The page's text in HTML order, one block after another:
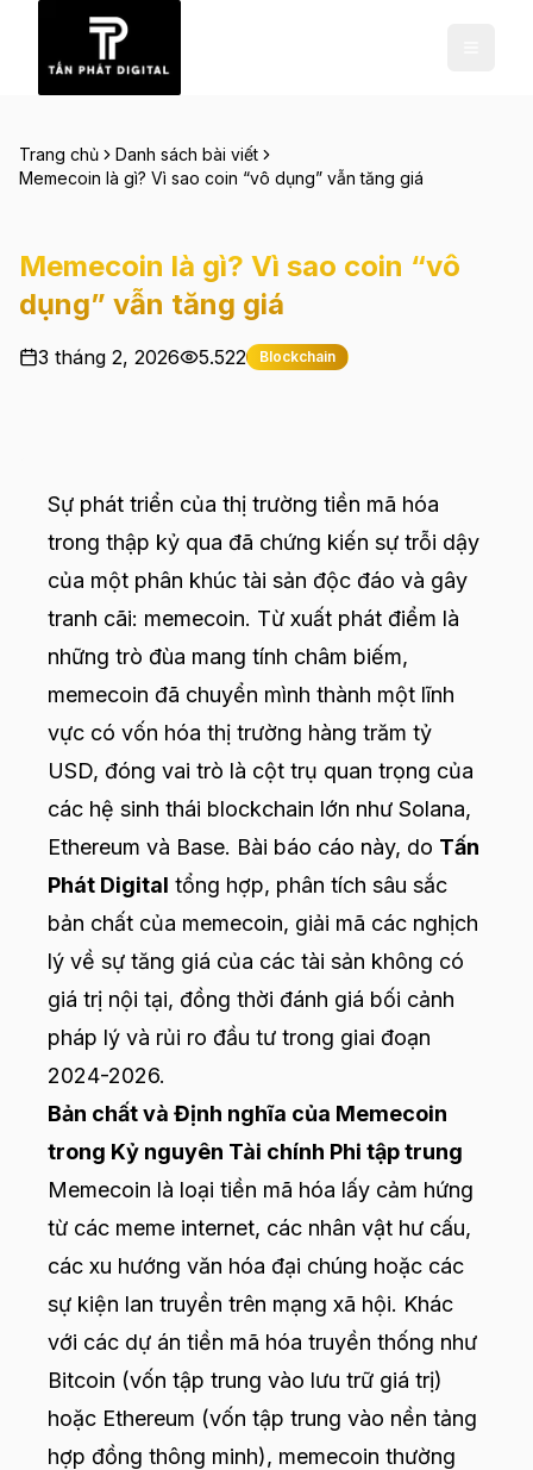
Trang chủ
Danh sách bài viết
Memecoin là gì? Vì sao coin “vô dụng” vẫn tăng giá
Memecoin là gì? Vì sao coin “vô
dụng” vẫn tăng giá
3 tháng 2, 2026 5.522 Blockchain
Sự phát triển của thị trường tiền mã hóa
trong thập kỷ qua đã chứng kiến sự trỗi dậy
của một phân khúc tài sản độc đáo và gây
tranh cãi: memecoin. Từ xuất phát điểm là
những trò đùa mang tính châm biếm,
memecoin đã chuyển mình thành một lĩnh
vực có vốn hóa thị trường hàng trăm tỷ
USD, đóng vai trò là cột trụ quan trọng của
các hệ sinh thái blockchain lớn như Solana,
Ethereum và Base. Bài báo cáo này, do Tấn
Phát Digital tổng hợp, phân tích sâu sắc
bản chất của memecoin, giải mã các nghịch
lý về sự tăng giá của các tài sản không có
giá trị nội tại, đồng thời đánh giá bối cảnh
pháp lý và rủi ro đầu tư trong giai đoạn
2024-2026.
Bản chất và Định nghĩa của Memecoin
trong Kỷ nguyên Tài chính Phi tập trung
Memecoin là loại tiền mã hóa lấy cảm hứng
từ các meme internet, các nhân vật hư cấu,
các xu hướng văn hóa đại chúng hoặc các
sự kiện lan truyền trên mạng xã hội. Khác
với các dự án tiền mã hóa truyền thống như
Bitcoin (vốn tập trung vào lưu trữ giá trị)
hoặc Ethereum (vốn tập trung vào nền tảng
hợp đồng thông minh), memecoin thường